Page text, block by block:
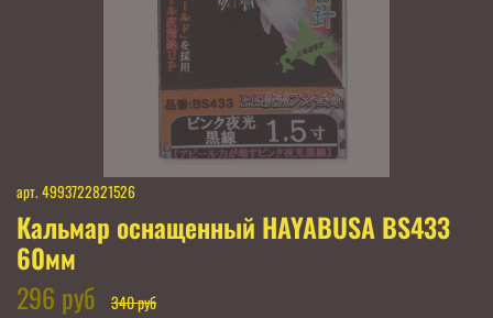
арт. 4993722821526
Кальмар оснащенный HAYABUSA BS433
60мм
296 руб
340 руб